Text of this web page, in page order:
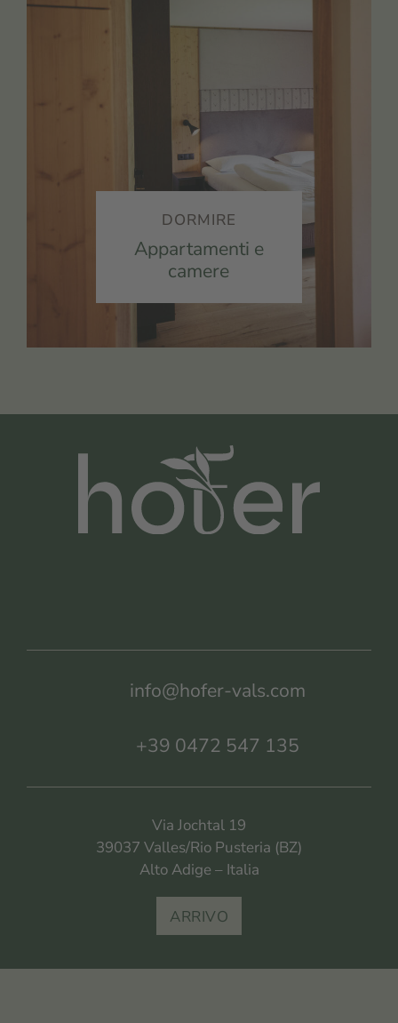
DORMIRE
Appartamenti e
camere
info@hofer-vals.com
+39 0472 547 135
Via Jochtal 19
39037 Valles/Rio Pusteria (BZ)
Alto Adige – Italia
ARRIVO